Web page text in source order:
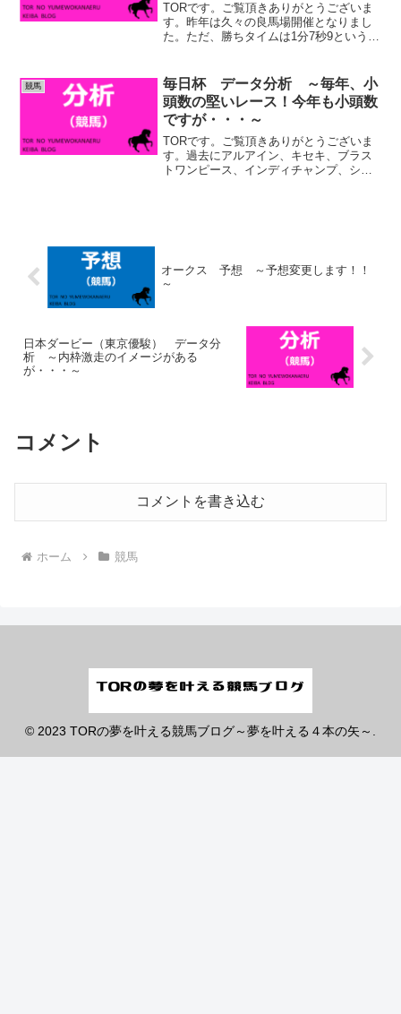
TORです。ご覧頂きありがとうございま
す。昨年は久々の良馬場開催となりまし
た。ただ、勝ちタイムは1分7秒9という事
ルペースとなりましたので、スプリント
戦としては実質スロ...
競馬
毎日杯 データ分析 ～毎年、小
頭数の堅いレース！今年も小頭数
ですが・・・～
TORです。ご覧頂きありがとうございま
す。過去にアルアイン、キセキ、ブラス
トワンピース、インディチャンプ、シャ
オークス 予想 ～予想変更します！！
～
日本ダービー（東京優駿） データ分
析 ～内枠激走のイメージがある
が・・・～
コメント
コメントを書き込む
ホーム 競馬
© 2023 TORの夢を叶える競馬ブログ～夢を叶える４本の矢～.